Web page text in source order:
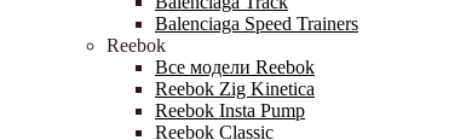
Balenciaga Speed Trainers
Reebok
Все модели Reebok
Reebok Zig Kinetica
Reebok Insta Pump
Reebok Classic